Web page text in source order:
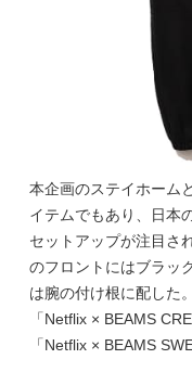
本企画のステイホーム
イテムでもあり、日本
セットアップが注目さ
のフロントにはブラッ
は腕の付け根に配した
「Netflix × BEAMS
「Netflix × BEAMS